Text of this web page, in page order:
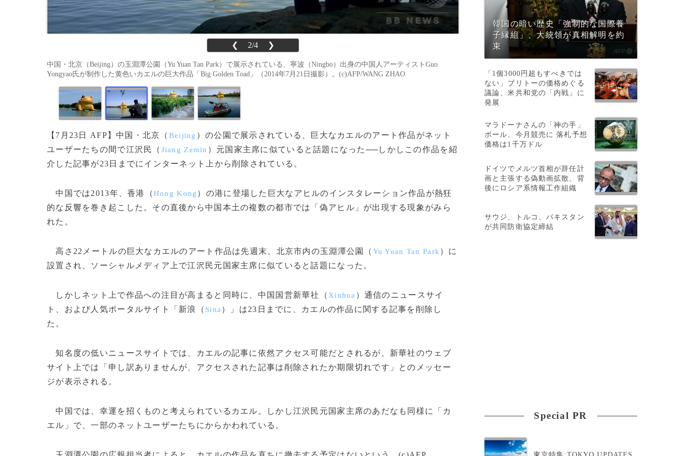
❮ 2/4 ❯
中国・北京（Beijing）の玉淵潭公園（Yu Yuan Tan Park）で展示されている、寧波（Ningbo）出身の中国人アーティストGuo
Yongyao氏が制作した黄色いカエルの巨大作品「Big Golden Toad」（2014年7月21日撮影）。(c)AFP/WANG ZHAO
【7月23日 AFP】中国・北京（ Beijing ）の公園で展示されている、巨大なカエルのアート作品がネット
ユーザーたちの間で江沢民（ Jiang Zemin ）元国家主席に似ていると話題になった──しかしこの作品を紹
介した記事が23日までにインターネット上から削除されている。
中国では2013年、香港（Hong Kong ）の港に登場した巨大なアヒルのインスタレーション作品が熱狂
的な反響を巻き起こした。その直後から中国本土の複数の都市では「偽アヒル」が出現する現象がみら
れた。
高さ22メートルの巨大なカエルのアート作品は先週末、北京市内の玉淵潭公園（ Yu Yuan Tan Park ）に
設置され、ソーシャルメディア上で江沢民元国家主席に似ていると話題になった。
しかしネット上で作品への注目が高まると同時に、中国国営新華社（ Xinhua ）通信のニュースサイ
ト、および人気ポータルサイト「新浪（ Sina ）」は23日までに、カエルの作品に関する記事を削除し
た。
知名度の低いニュースサイトでは、カエルの記事に依然アクセス可能だとされるが、新華社のウェブ
サイト上では「申し訳ありませんが、アクセスされた記事は削除されたか期限切れです」とのメッセー
ジが表示される。
中国では、幸運を招くものと考えられているカエル。しかし江沢民元国家主席のあだなも同様に「カ
エル」で、一部のネットユーザーたちにからかわれている。
韓国の暗い歴史「強制的な国際養
子縁組」、大統領が真相解明を約
束
「1個3000円超もすべきでは
ない」ブリトーの価格めぐる
議論、米共和党の「内戦」に
発展
マラドーナさんの「神の手」
ボール、今月競売に 落札予想
価格は1千万ドル
ドイツでメルツ首相が辞任計
画と主張する偽動画拡散、背
後にロシア系情報工作組織
サウジ、トルコ、パキスタン
が共同防衛協定締結
Special PR
東京特集:TOKYO UPDATES